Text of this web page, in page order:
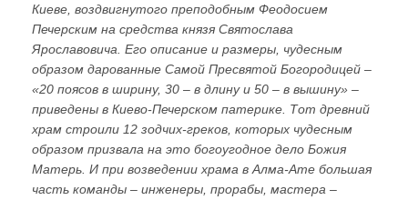
Киеве, воздвигнутого преподобным Феодосием
Печерским на средства князя Святослава
Ярославовича. Его описание и размеры, чудесным
образом дарованные Самой Пресвятой Богородицей –
«20 поясов в ширину, 30 – в длину и 50 – в вышину» –
приведены в Киево-Печерском патерике. Тот древний
храм строили 12 зодчих-греков, которых чудесным
образом призвала на это богоугодное дело Божия
Матерь. И при возведении храма в Алма-Ате большая
часть команды – инженеры, прорабы, мастера –